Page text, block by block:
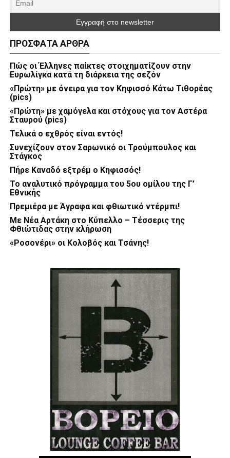
ΠΡΌΣΦΑΤΑ ΆΡΘΡΑ
Πώς οι Έλληνες παίκτες στοιχηματίζουν στην
Ευρωλίγκα κατά τη διάρκεια της σεζόν
«Πρώτη» με όνειρα για τον Κηφισσό Κάτω Τιθορέας
(pics)
«Πρώτη» με χαμόγελα και στόχους για τον Αστέρα
Σταυρού (pics)
Τελικά ο εχθρός είναι εντός!
Συνεχίζουν στον Σαρωνικό οι Τρούμπουλος και
Στάγκος
Πήρε Καναδό εξτρέμ ο Κηφισσός!
Το αναλυτικό πρόγραμμα του 5ου ομίλου της Γ’
Εθνικής
Πρεμιέρα με Άγραφα και φθιωτικό ντέρμπι!
Με Νέα Αρτάκη στο Κύπελλο – Τέσσερις της
Φθιώτιδας στην κλήρωση
«Ροσονέρι» οι Κολοβός και Τσάνης!